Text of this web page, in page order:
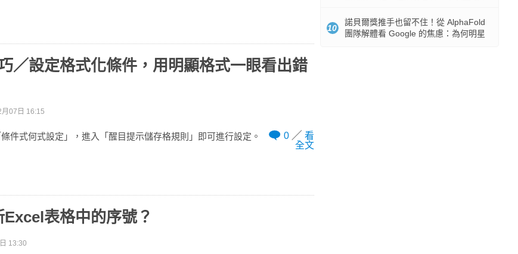
／設定格式化條件，用明顯格式一眼看出錯
07日 16:15
件式何式設定」，進入「醒目提示儲存格規則」即可進行設定。 0
看
全文
表格中的序號？
13:30
10
諾貝爾獎推手也留不住！從 AlphaFold
團隊解體看 Google 的焦慮：為何明星